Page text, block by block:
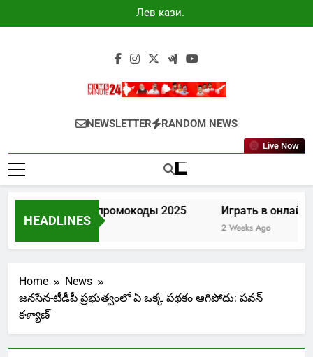
to
Лев казино
промокоды
Newsminute24
Get All Updated Telugu News
NEWSLETTER RANDOM NEWS
Live Now
HEADLINES
Лев казино промокоды 2025
7 Days Ago
Играть в онлайн
2 Weeks Ago
Home
News
జనసేన-టీడీపీ ప్రభుత్వంలో ఏ ఒక్క పథకం ఆగిపోదు: పవన్
కళ్యాణ్